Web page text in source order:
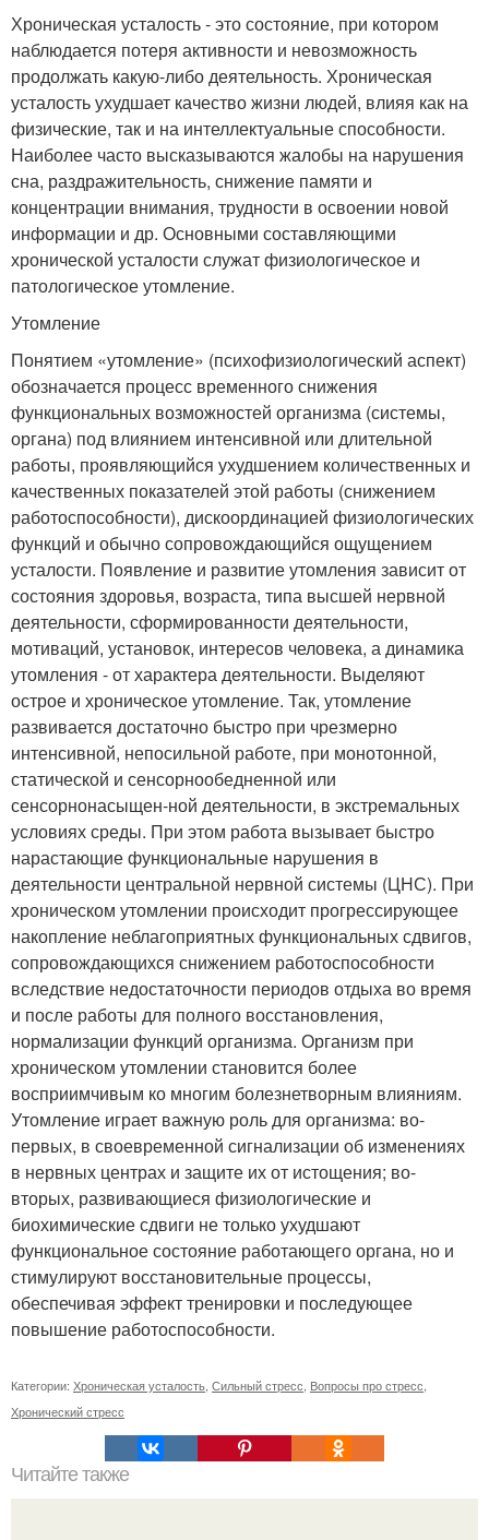
Хроническая усталость - это состояние, при котором
наблюдается потеря активности и невозможность
продолжать какую-либо деятельность. Хроническая
усталость ухудшает качество жизни людей, влияя как на
физические, так и на интеллектуальные способности.
Наиболее часто высказываются жалобы на нарушения
сна, раздражительность, снижение памяти и
концентрации внимания, трудности в освоении новой
информации и др. Основными составляющими
хронической усталости служат физиологическое и
патологическое утомление.
Утомление
Понятием «утомление» (психофизиологический аспект)
обозначается процесс временного снижения
функциональных возможностей организма (системы,
органа) под влиянием интенсивной или длительной
работы, проявляющийся ухудшением количественных и
качественных показателей этой работы (снижением
работоспособности), дискоординацией физиологических
функций и обычно сопровождающийся ощущением
усталости. Появление и развитие утомления зависит от
состояния здоровья, возраста, типа высшей нервной
деятельности, сформированности деятельности,
мотиваций, установок, интересов человека, а динамика
утомления - от характера деятельности. Выделяют
острое и хроническое утомление. Так, утомление
развивается достаточно быстро при чрезмерно
интенсивной, непосильной работе, при монотонной,
статической и сенсорнообедненной или
сенсорнонасыщен-ной деятельности, в экстремальных
условиях среды. При этом работа вызывает быстро
нарастающие функциональные нарушения в
деятельности центральной нервной системы (ЦНС). При
хроническом утомлении происходит прогрессирующее
накопление неблагоприятных функциональных сдвигов,
сопровождающихся снижением работоспособности
вследствие недостаточности периодов отдыха во время
и после работы для полного восстановления,
нормализации функций организма. Организм при
хроническом утомлении становится более
восприимчивым ко многим болезнетворным влияниям.
Утомление играет важную роль для организма: во-
первых, в своевременной сигнализации об изменениях
в нервных центрах и защите их от истощения; во-
вторых, развивающиеся физиологические и
биохимические сдвиги не только ухудшают
функциональное состояние работающего органа, но и
стимулируют восстановительные процессы,
обеспечивая эффект тренировки и последующее
повышение работоспособности.
Категории: Хроническая усталость Сильный стресс Вопросы про стресс
Хронический стресс
Читайте также